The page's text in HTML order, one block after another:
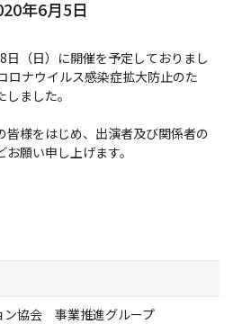
年6月5日
（日）に開催を予定しておりまし
ロナウイルス感染症拡大防止のた
ました。
皆様をはじめ、出演者及び関係者の
願い申し上げます。
ン協会 事業推進グループ